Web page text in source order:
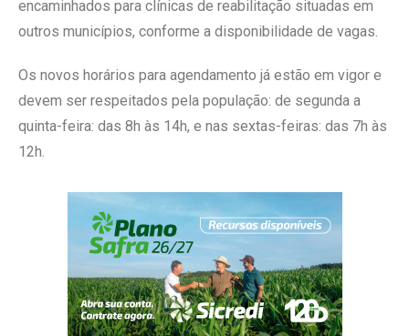
encaminhados para clínicas de reabilitação situadas em
outros municípios, conforme a disponibilidade de vagas.
Os novos horários para agendamento já estão em vigor e
devem ser respeitados pela população: de segunda a
quinta-feira: das 8h às 14h, e nas sextas-feiras: das 7h às
12h.